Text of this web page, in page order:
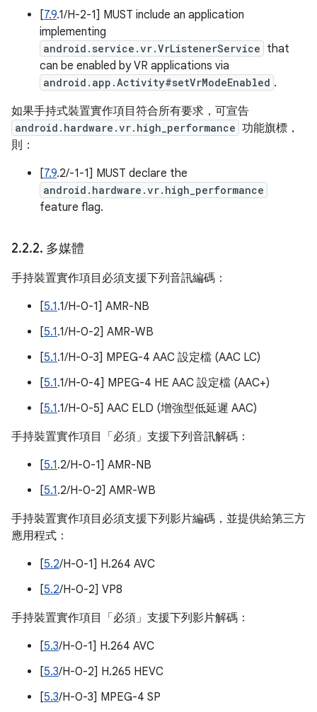
[7.9.1/H-2-1] MUST include an application
implementing
android.service.vr.VrListenerService that
can be enabled by VR applications via
android.app.Activity#setVrModeEnabled .
如果手持式裝置實作項目符合所有要求，可宣告
android.hardware.vr.high_performance 功能旗標，
則：
[7.9.2/-1-1] MUST declare the
android.hardware.vr.high_performance
feature flag.
2.2.2. 多媒體
手持裝置實作項目必須支援下列音訊編碼：
[5.1.1/H-0-1] AMR-NB
[5.1.1/H-0-2] AMR-WB
[5.1.1/H-0-3] MPEG-4 AAC 設定檔 (AAC LC)
[5.1.1/H-0-4] MPEG-4 HE AAC 設定檔 (AAC+)
[5.1.1/H-0-5] AAC ELD (增強型低延遲 AAC)
手持裝置實作項目「必須」支援下列音訊解碼：
[5.1.2/H-0-1] AMR-NB
[5.1.2/H-0-2] AMR-WB
手持裝置實作項目必須支援下列影片編碼，並提供給第三方
應用程式：
[5.2/H-0-1] H.264 AVC
[5.2/H-0-2] VP8
手持裝置實作項目「必須」支援下列影片解碼：
[5.3/H-0-1] H.264 AVC
[5.3/H-0-2] H.265 HEVC
[5.3/H-0-3] MPEG-4 SP